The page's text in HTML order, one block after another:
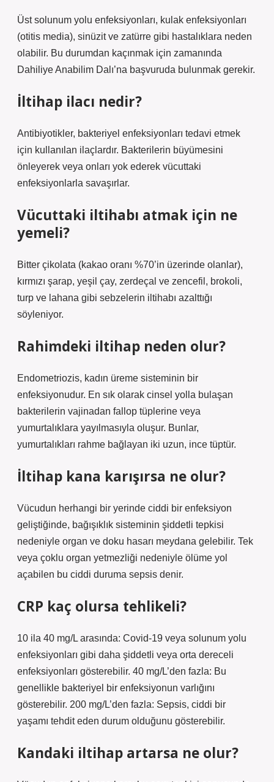
Üst solunum yolu enfeksiyonları, kulak enfeksiyonları
(otitis media), sinüzit ve zatürre gibi hastalıklara neden
olabilir. Bu durumdan kaçınmak için zamanında
Dahiliye Anabilim Dalı’na başvuruda bulunmak gerekir.
İltihap ilacı nedir?
Antibiyotikler, bakteriyel enfeksiyonları tedavi etmek
için kullanılan ilaçlardır. Bakterilerin büyümesini
önleyerek veya onları yok ederek vücuttaki
enfeksiyonlarla savaşırlar.
Vücuttaki iltihabı atmak için ne
yemeli?
Bitter çikolata (kakao oranı %70’in üzerinde olanlar),
kırmızı şarap, yeşil çay, zerdeçal ve zencefil, brokoli,
turp ve lahana gibi sebzelerin iltihabı azalttığı
söyleniyor.
Rahimdeki iltihap neden olur?
Endometriozis, kadın üreme sisteminin bir
enfeksiyonudur. En sık olarak cinsel yolla bulaşan
bakterilerin vajinadan fallop tüplerine veya
yumurtalıklara yayılmasıyla oluşur. Bunlar,
yumurtalıkları rahme bağlayan iki uzun, ince tüptür.
İltihap kana karışırsa ne olur?
Vücudun herhangi bir yerinde ciddi bir enfeksiyon
geliştiğinde, bağışıklık sisteminin şiddetli tepkisi
nedeniyle organ ve doku hasarı meydana gelebilir. Tek
veya çoklu organ yetmezliği nedeniyle ölüme yol
açabilen bu ciddi duruma sepsis denir.
CRP kaç olursa tehlikeli?
10 ila 40 mg/L arasında: Covid-19 veya solunum yolu
enfeksiyonları gibi daha şiddetli veya orta dereceli
enfeksiyonları gösterebilir. 40 mg/L’den fazla: Bu
genellikle bakteriyel bir enfeksiyonun varlığını
gösterebilir. 200 mg/L’den fazla: Sepsis, ciddi bir
yaşamı tehdit eden durum olduğunu gösterebilir.
Kandaki iltihap artarsa ne olur?